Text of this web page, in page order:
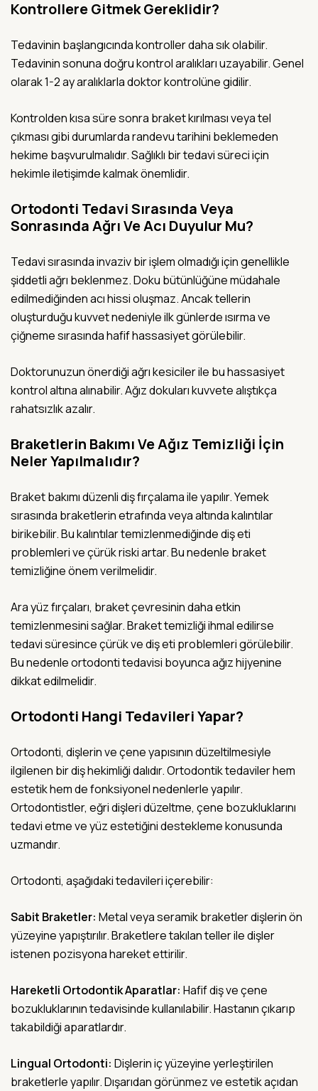
Kontrollere Gitmek Gereklidir?
Tedavinin başlangıcında kontroller daha sık olabilir.
Tedavinin sonuna doğru kontrol aralıkları uzayabilir. Genel
olarak 1-2 ay aralıklarla doktor kontrolüne gidilir.
Kontrolden kısa süre sonra braket kırılması veya tel
çıkması gibi durumlarda randevu tarihini beklemeden
hekime başvurulmalıdır. Sağlıklı bir tedavi süreci için
hekimle iletişimde kalmak önemlidir.
Ortodonti Tedavi Sırasında Veya
Sonrasında Ağrı Ve Acı Duyulur Mu?
Tedavi sırasında invaziv bir işlem olmadığı için genellikle
şiddetli ağrı beklenmez. Doku bütünlüğüne müdahale
edilmediğinden acı hissi oluşmaz. Ancak tellerin
oluşturduğu kuvvet nedeniyle ilk günlerde ısırma ve
çiğneme sırasında hafif hassasiyet görülebilir.
Doktorunuzun önerdiği ağrı kesiciler ile bu hassasiyet
kontrol altına alınabilir. Ağız dokuları kuvvete alıştıkça
rahatsızlık azalır.
Braketlerin Bakımı Ve Ağız Temizliği İçin
Neler Yapılmalıdır?
Braket bakımı düzenli diş fırçalama ile yapılır. Yemek
sırasında braketlerin etrafında veya altında kalıntılar
birikebilir. Bu kalıntılar temizlenmediğinde diş eti
problemleri ve çürük riski artar. Bu nedenle braket
temizliğine önem verilmelidir.
Ara yüz fırçaları, braket çevresinin daha etkin
temizlenmesini sağlar. Braket temizliği ihmal edilirse
tedavi süresince çürük ve diş eti problemleri görülebilir.
Bu nedenle ortodonti tedavisi boyunca ağız hijyenine
dikkat edilmelidir.
Ortodonti Hangi Tedavileri Yapar?
Ortodonti, dişlerin ve çene yapısının düzeltilmesiyle
ilgilenen bir diş hekimliği dalıdır. Ortodontik tedaviler hem
estetik hem de fonksiyonel nedenlerle yapılır.
Ortodontistler, eğri dişleri düzeltme, çene bozukluklarını
tedavi etme ve yüz estetiğini destekleme konusunda
uzmandır.
Ortodonti, aşağıdaki tedavileri içerebilir:
Sabit Braketler: Metal veya seramik braketler dişlerin ön
yüzeyine yapıştırılır. Braketlere takılan teller ile dişler
istenen pozisyona hareket ettirilir.
Hareketli Ortodontik Aparatlar: Hafif diş ve çene
bozukluklarının tedavisinde kullanılabilir. Hastanın çıkarıp
takabildiği aparatlardır.
Lingual Ortodonti: Dişlerin iç yüzeyine yerleştirilen
braketlerle yapılır. Dışarıdan görünmez ve estetik açıdan